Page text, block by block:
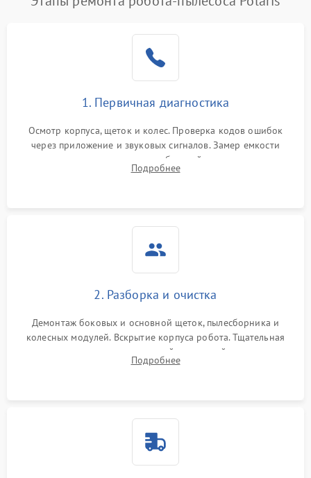
1. Первичная диагностика
Осмотр корпуса, щеток и колес. Проверка кодов ошибок
через приложение и звуковых сигналов. Замер емкости
аккумулятора и тестирование базовой станции зарядки.
Оценка работы лидара, бампера и датчиков падения для
Подробнее
2. Разборка и очистка
Демонтаж боковых и основной щеток, пылесборника и
колесных модулей. Вскрытие корпуса робота. Тщательная
очистка внутренних полостей, шестерней и плат от
скопившейся пыли, волос и шерсти животных с
Подробнее